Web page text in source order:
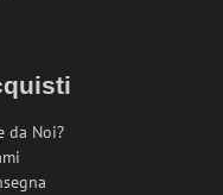
da Noi?